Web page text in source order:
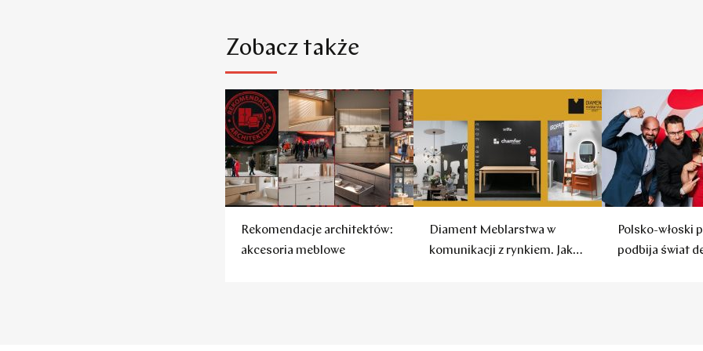
Zobacz także
Rekomendacje architektów:
akcesoria meblowe
Diament Meblarstwa w
komunikacji z rynkiem. Jak
Polsko-włoski
podbija świat